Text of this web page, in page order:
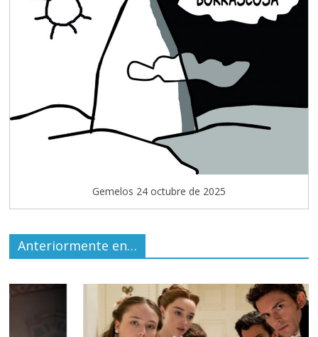
Gemelos 24 octubre de 2025
Anteriormente en…